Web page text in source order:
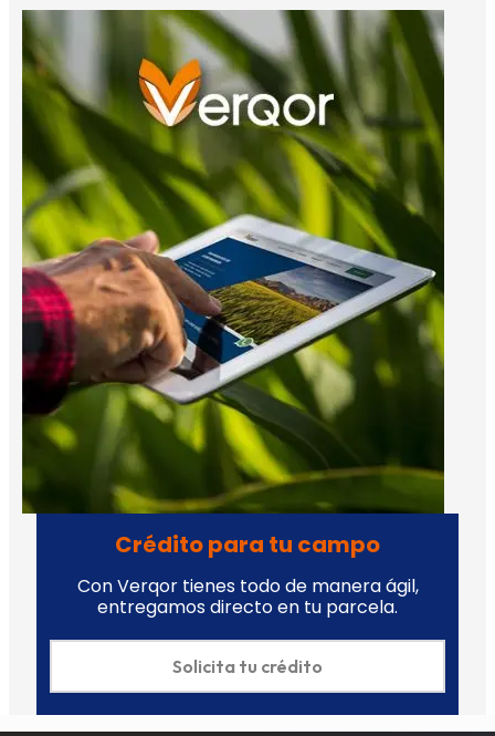
Crédito para tu campo
Con Verqor tienes todo de manera ágil,
entregamos directo en tu parcela.
Solicita tu crédito